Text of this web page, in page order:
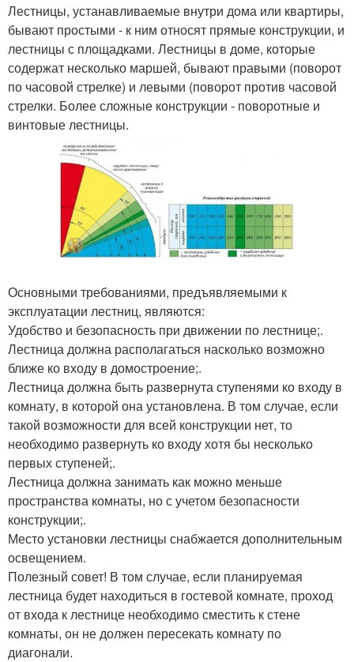
Лестницы, устанавливаемые внутри дома или квартиры,
бывают простыми - к ним относят прямые конструкции, и
лестницы с площадками. Лестницы в доме, которые
содержат несколько маршей, бывают правыми (поворот
по часовой стрелке) и левыми (поворот против часовой
стрелки. Более сложные конструкции - поворотные и
винтовые лестницы.
Основными требованиями, предъявляемыми к
эксплуатации лестниц, являются:
Удобство и безопасность при движении по лестнице;.
Лестница должна располагаться насколько возможно
ближе ко входу в домостроение;.
Лестница должна быть развернута ступенями ко входу в
комнату, в которой она установлена. В том случае, если
такой возможности для всей конструкции нет, то
необходимо развернуть ко входу хотя бы несколько
первых ступеней;.
Лестница должна занимать как можно меньше
пространства комнаты, но с учетом безопасности
конструкции;.
Место установки лестницы снабжается дополнительным
освещением.
Полезный совет! В том случае, если планируемая
лестница будет находиться в гостевой комнате, проход
от входа к лестнице необходимо сместить к стене
комнаты, он не должен пересекать комнату по
диагонали.